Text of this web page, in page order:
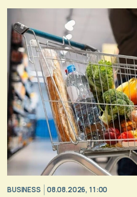
BUSINESS 08.08.2026, 11:00